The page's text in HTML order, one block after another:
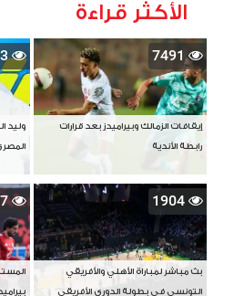
الأكثر قراءة
7491
إيقافات الزمالك وبيراميدز بعد قرارات
رابطة الأندية
وليد
1904
بث مباشر لمباراة الأهلي والأفريقي
التونسي في بطولة الدوري الأفريقي